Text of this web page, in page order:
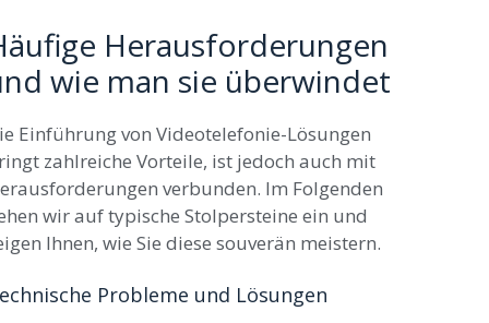
Herausforderungen
wie man sie überwindet
Einführung von Videotelefonie-Lösungen
zahlreiche Vorteile, ist jedoch auch mit
verbunden. Im Folgenden
wir auf typische Stolpersteine ein und
Ihnen, wie Sie diese souverän meistern.
Probleme und Lösungen